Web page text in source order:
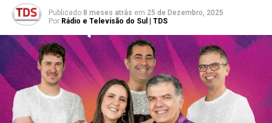
Publicado 8 meses atrás em 25 de Dezembro, 2025
Por Rádio e Televisão do Sul | TDS